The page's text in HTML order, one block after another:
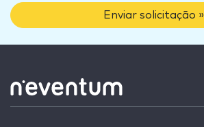
Enviar solicitação »